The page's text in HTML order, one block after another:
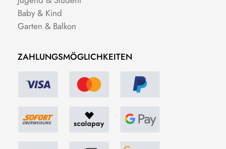
Baby & Kind
Garten & Balkon
ZAHLUNGSMÖGLICHKEITEN